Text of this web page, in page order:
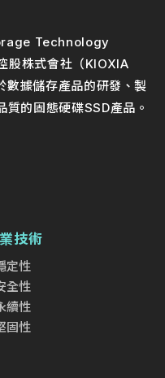
Technology
株式會社（KIOXIA
據儲存產品的研發、製
的固態硬碟SSD產品。
技術
定性
全性
續性
固性